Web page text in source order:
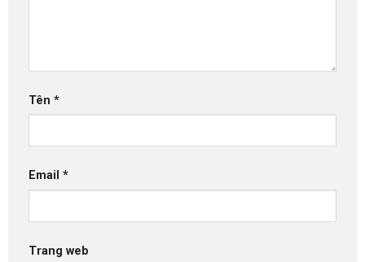
Tên *
Email *
Trang web